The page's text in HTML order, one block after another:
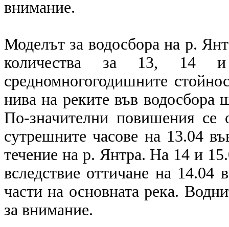
внимание.
Моделът за водосбора на р.
количества за 13, 14
средномногогодишните
нива на реките във водосбора
По-значителни повишения
сутрешните часове на 13.04
течение на р. Янтра. На 14 и
вследствие оттичане на
части на основната река.
за внимание.